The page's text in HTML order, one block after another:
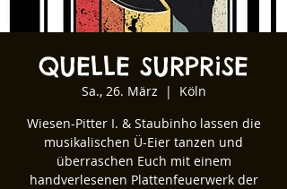
QUELLE SURPRiSE
Sa., 26. März
  |
Köln
Wiesen-Pitter I. & Staubinho lassen die
musikalischen Ü-Eier tanzen und
überraschen Euch mit einem
handverlesenen Plattenfeuerwerk der